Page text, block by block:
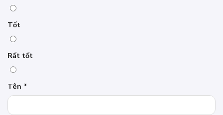
Tốt
Rất tốt
Tên *